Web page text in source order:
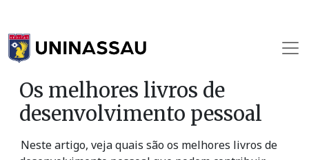
Os melhores livros de
desenvolvimento pessoal
Neste artigo, veja quais são os melhores livros de